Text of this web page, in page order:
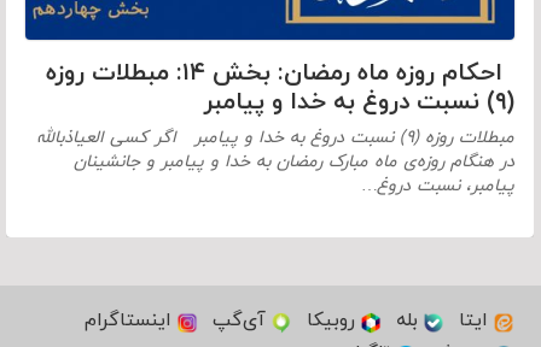
احکام روزه ماه رمضان: بخش ۱۴: مبطلات روزه
(۹) نسبت دروغ به خدا و پیامبر
مبطلات روزه (۹) نسبت دروغ به خدا و پیامبر اگر کسی العیاذبالله
در هنگام روزه‌ی ماه مبارک رمضان به خدا و پیامبر و جانشینان
پیامبر، نسبت دروغ…
ایتا بله روبیکا آی‌گپ
اینستاگرام